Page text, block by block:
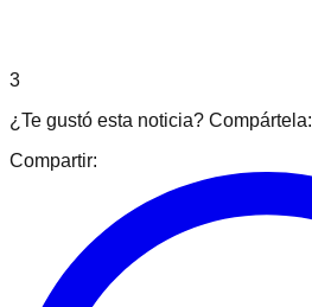
3
¿Te gustó esta noticia? Compártela:
Compartir: